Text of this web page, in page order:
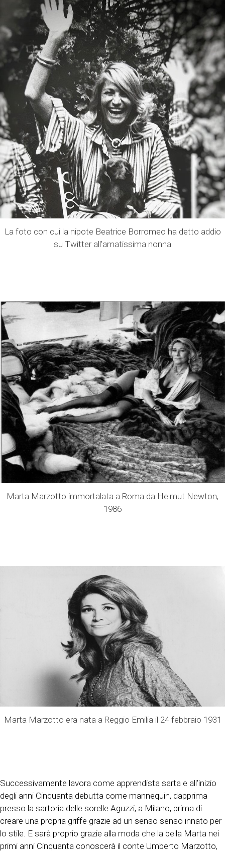
La foto con cui la nipote Beatrice Borromeo ha detto addio
su Twitter all’amatissima nonna
Marta Marzotto immortalata a Roma da Helmut Newton,
1986
Marta Marzotto era nata a Reggio Emilia il 24 febbraio 1931
Successivamente lavora come apprendista sarta e all’inizio
degli anni Cinquanta debutta come mannequin, dapprima
presso la sartoria delle sorelle Aguzzi, a Milano, prima di
creare una propria griffe grazie ad un senso senso innato per
lo stile. E sarà proprio grazie alla moda che la bella Marta nei
primi anni Cinquanta conoscerà il conte Umberto Marzotto,